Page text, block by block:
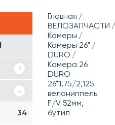
34
Главная
ВЕЛОЗАПЧАСТИ
Камеры
Камеры 26"
DURO
Камера 26
DURO
26*1,75/2,125
велониппель
F/V 52мм,
бутил